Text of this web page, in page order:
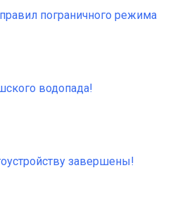
пограничного режима
водопада!
завершены!